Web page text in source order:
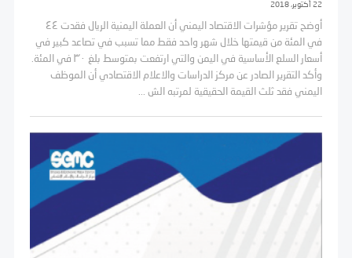
22 أكتوبر، 2018
أوضح تقرير مؤشرات الاقتصاد اليمني أن العملة اليمنية الريال فقدت ٤٤
في المئة من قيمتها خلال شهر واحد فقط مما تسبب في تصاعد كبير في
أسعار السلع الأساسية في اليمن والتي ارتفعت بمتوسط بلغ ٣٠ في المئة.
وأكد التقرير الصادر عن مركز الدراسات والاعلام الاقتصادي أن الموظف
اليمني فقد ثلث القيمة الحقيقية لمرتبه الش ...